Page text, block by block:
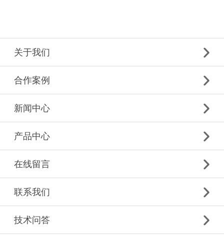
关于我们
合作案例
新闻中心
产品中心
在线留言
联系我们
技术问答